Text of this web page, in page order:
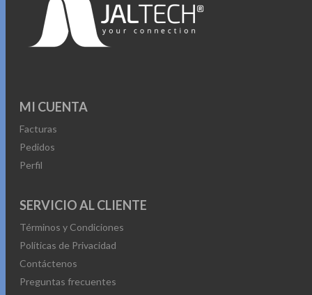
MI CUENTA
Facturas
Pedidos
Perfil
SERVICIO AL CLIENTE
Términos y Condiciones
Políticas de Privacidad
Contáctenos
Preguntas frecuentes